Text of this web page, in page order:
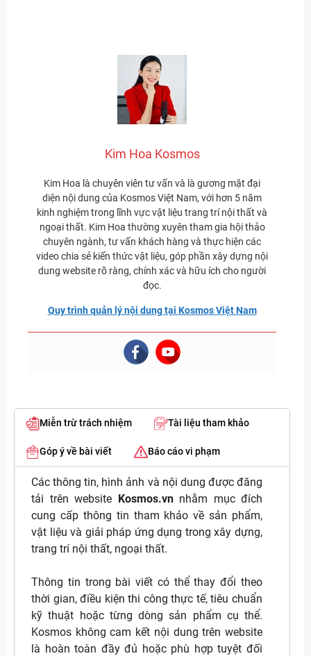
Kim Hoa Kosmos
Kim Hoa là chuyên viên tư vấn và là gương mặt đại
diện nội dung của Kosmos Việt Nam, với hơn 5 năm
kinh nghiệm trong lĩnh vực vật liệu trang trí nội thất và
ngoại thất. Kim Hoa thường xuyên tham gia hội thảo
chuyên ngành, tư vấn khách hàng và thực hiện các
video chia sẻ kiến thức vật liệu, góp phần xây dựng nội
dung website rõ ràng, chính xác và hữu ích cho người
đọc.
Quy trình quản lý nội dung tại Kosmos Việt Nam
Miễn trừ trách nhiệm Tài liệu tham khảo
Góp ý về bài viết Báo cáo vi phạm
Các thông tin, hình ảnh và nội dung được đăng
tải trên website
Kosmos.vnnhằm mục đích
cung cấp thông tin tham khảo về sản phẩm,
vật liệu và giải pháp ứng dụng trong xây dựng,
trang trí nội thất, ngoại thất.
Thông tin trong bài viết có thể thay đổi theo
thời gian, điều kiện thi công thực tế, tiêu chuẩn
kỹ thuật hoặc từng dòng sản phẩm cụ thể.
Kosmos không cam kết nội dung trên website
là hoàn toàn đầy đủ hoặc phù hợp tuyệt đối